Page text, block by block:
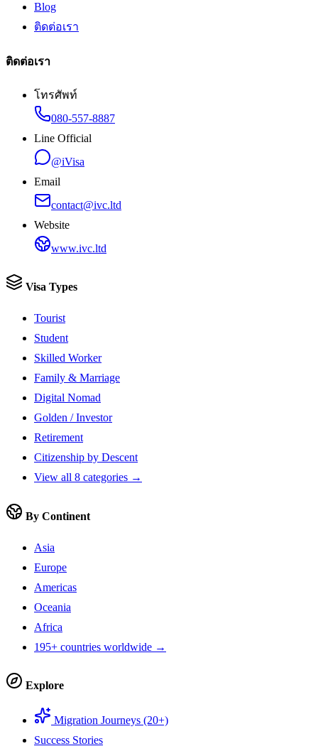
Blog
ติดต่อเรา
ติดต่อเรา
โทรศัพท์
080-557-8887
Line Official
@iVisa
Email
contact@ivc.ltd
Website
www.ivc.ltd
Visa Types
Tourist
Student
Skilled Worker
Family & Marriage
Digital Nomad
Golden / Investor
Retirement
Citizenship by Descent
View all 8 categories →
By Continent
Asia
Europe
Americas
Oceania
Africa
195+ countries worldwide →
Explore
Migration Journeys (20+)
Success Stories